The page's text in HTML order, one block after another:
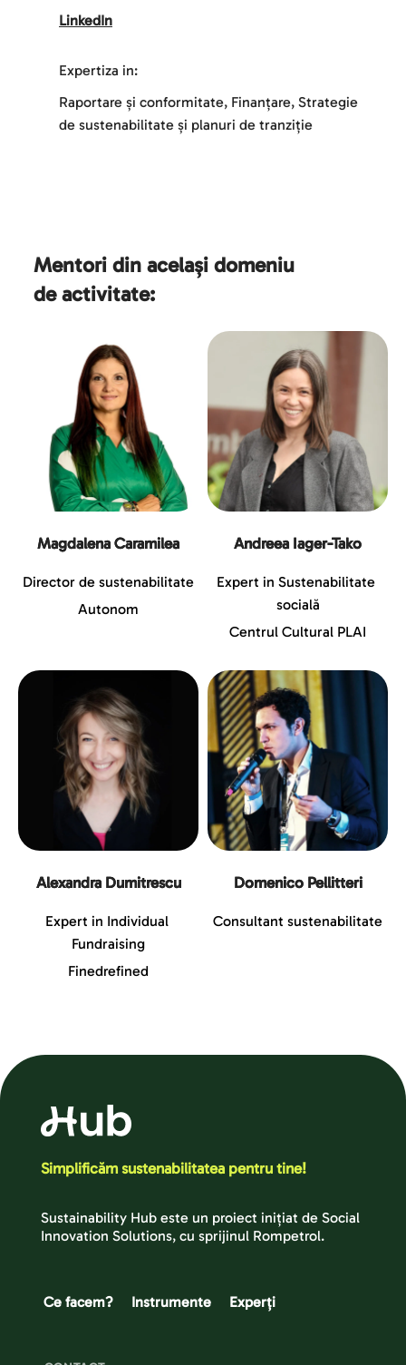
LinkedIn
Expertiza in:
Raportare și conformitate, Finanțare, Strategie
de sustenabilitate și planuri de tranziție
Mentori din același domeniu
de activitate:
Magdalena Caramilea
Director de sustenabilitate
Autonom
Andreea Iager-Tako
Expert in Sustenabilitate
socială
Centrul Cultural PLAI
Alexandra Dumitrescu
Expert in Individual
Fundraising
Finedrefined
Domenico Pellitteri
Consultant sustenabilitate
Simplificăm sustenabilitatea pentru tine!
Sustainability Hub este un proiect inițiat de Social
Innovation Solutions, cu sprijinul Rompetrol.
Ce facem? Instrumente Experți